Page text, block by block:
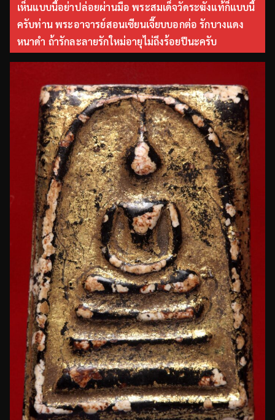
เห็นแบบนี้อย่าปล่อยผ่านมือ พระสมเด็จวัดระฆังแท้ก็แบบนี้
ครับท่าน พระอาจารย์สอนเซียนเจี๊ยบบอกต่อ รักบางแดง
หนาดำ ถ้ารักละลายรักใหม่อายุไม่ถึงร้อยปีนะครับ